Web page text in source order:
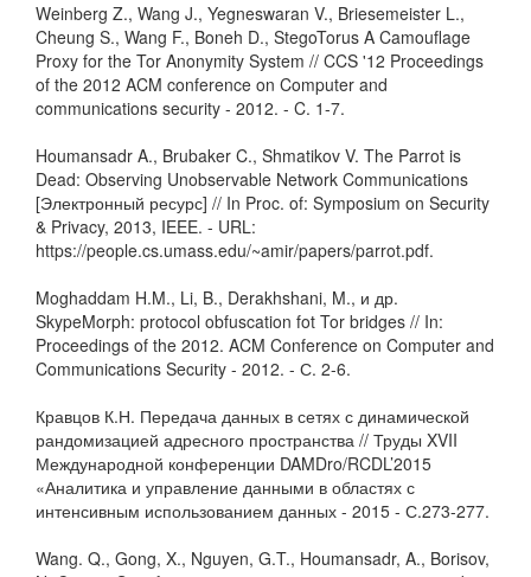
Weinberg Z., Wang J., Yegneswaran V., Briesemeister L.,
Cheung S., Wang F., Boneh D., StegoTorus A Camouflage
Proxy for the Tor Anonymity System // CCS '12 Proceedings
of the 2012 ACM conference on Computer and
communications security - 2012. - C. 1-7.
Houmansadr A., Brubaker C., Shmatikov V. The Parrot is
Dead: Observing Unobservable Network Communications
[Электронный ресурс] // In Proc. of: Symposium on Security
& Privacy, 2013, IEEE. - URL:
https://people.cs.umass.edu/~amir/papers/parrot.pdf.
Moghaddam H.M., Li, B., Derakhshani, M., и др.
SkypeMorph: protocol obfuscation fot Tor bridges // In:
Proceedings of the 2012. ACM Conference on Computer and
Communications Security - 2012. - С. 2-6.
Кравцов К.Н. Передача данных в сетях с динамической
рандомизацией адресного пространства // Труды XVII
Международной конференции DAMDro/RCDL’2015
«Аналитика и управление данными в областях с
интенсивным использованием данных - 2015 - С.273-277.
Wang. Q., Gong, X., Nguyen, G.T., Houmansadr, A., Borisov,